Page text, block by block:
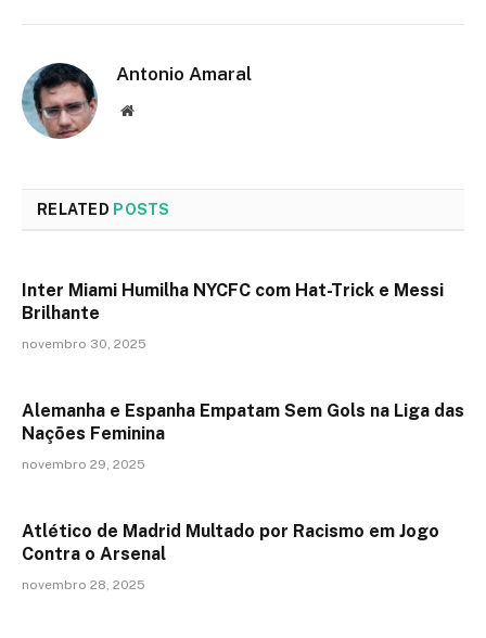
Antonio Amaral
Website
RELATED POSTS
Inter Miami Humilha NYCFC com Hat-Trick e Messi
Brilhante
novembro 30, 2025
Alemanha e Espanha Empatam Sem Gols na Liga das
Nações Feminina
novembro 29, 2025
Atlético de Madrid Multado por Racismo em Jogo
Contra o Arsenal
novembro 28, 2025